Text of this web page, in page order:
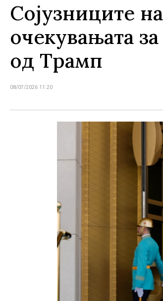
Сојузниците
очекувањата
од Трамп
08/07/2026 11:20